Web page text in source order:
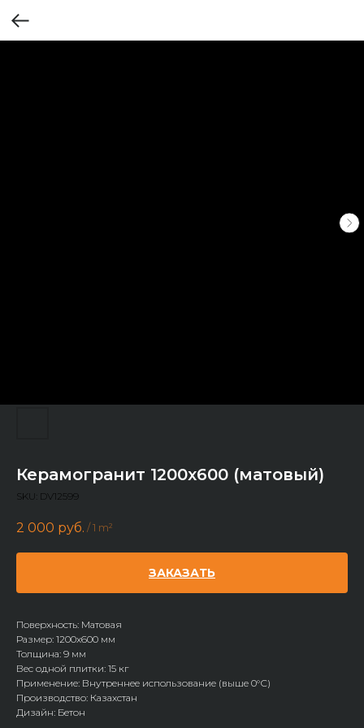
Керамогранит 1200x600 (матовый)
SKU: DV12599
2 000 руб. / 1 m²
ЗАКАЗАТЬ
Поверхность: Матовая
Размер: 1200х600 мм
Толщина: 9 мм
Вес одной плитки: 15 кг
Применение: Внутреннее использование (выше 0°С)
Производство: Казахстан
Дизайн: Бетон